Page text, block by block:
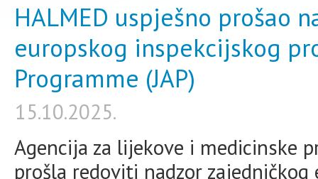
HALMED uspješno prošao
europskog inspekcijskog
Programme (JAP)
15.10.2025.
Agencija za lijekove i medicinske
prošla redoviti nadzor